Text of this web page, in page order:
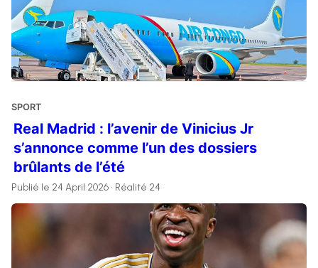
SPORT
Real Madrid : l’avenir de Vinicius Jr
s’annonce comme l’un des dossiers
brûlants de l’été
Publié le 24 April 2026 • Réalité 24